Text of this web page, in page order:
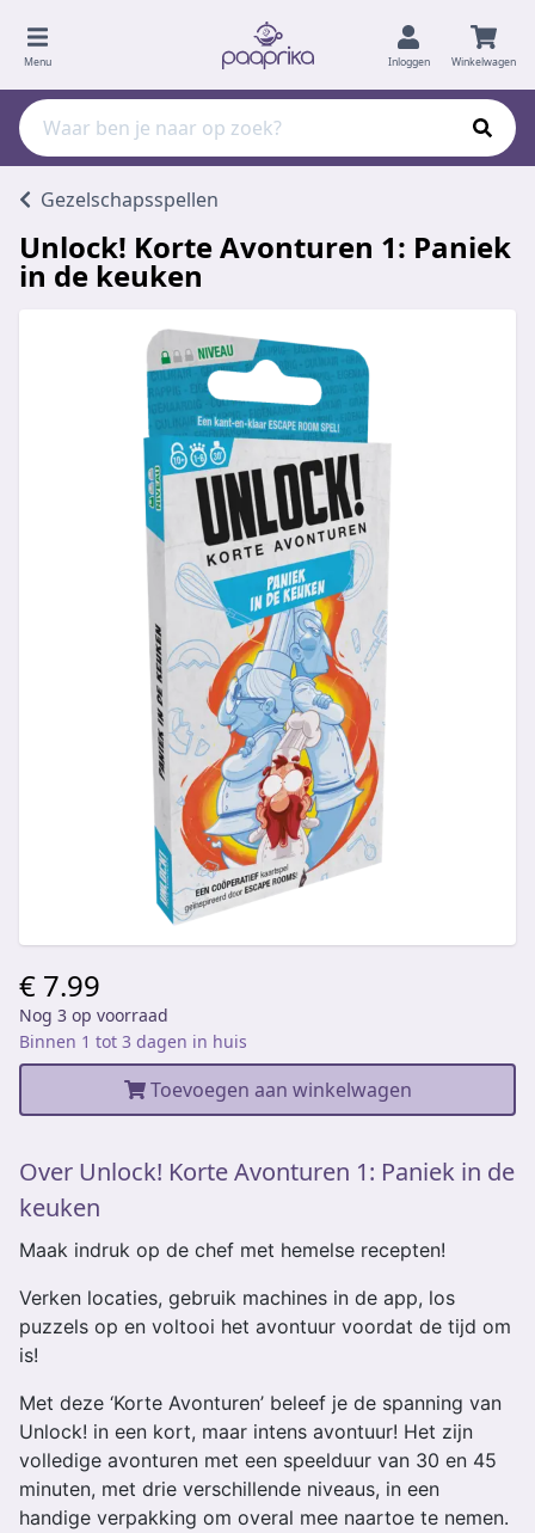
Menu Inloggen Winkelwagen
Gezelschapsspellen
Unlock! Korte Avonturen 1: Paniek
in de keuken
€ 7.99
Nog 3 op voorraad
Binnen 1 tot 3 dagen in huis
Toevoegen aan winkelwagen
Over Unlock! Korte Avonturen 1: Paniek in de
keuken
Maak indruk op de chef met hemelse recepten!
Verken locaties, gebruik machines in de app, los
puzzels op en voltooi het avontuur voordat de tijd om
is!
Met deze ‘Korte Avonturen’ beleef je de spanning van
Unlock! in een kort, maar intens avontuur! Het zijn
volledige avonturen met een speelduur van 30 en 45
minuten, met drie verschillende niveaus, in een
handige verpakking om overal mee naartoe te nemen.